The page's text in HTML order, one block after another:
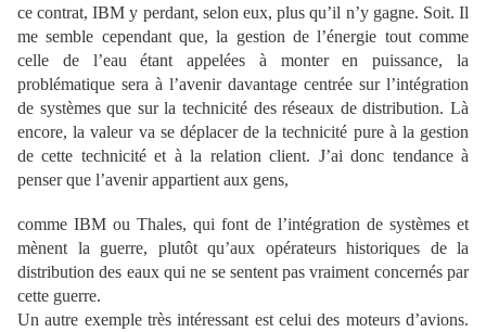
ce contrat, IBM y perdant, selon eux, plus qu’il n’y gagne. Soit. Il
me semble cependant que, la gestion de l’énergie tout comme
celle de l’eau étant appelées à monter en puissance, la
problématique sera à l’avenir davantage centrée sur l’intégration
de systèmes que sur la technicité des réseaux de distribution. Là
encore, la valeur va se déplacer de la technicité pure à la gestion
de cette technicité et à la relation client. J’ai donc tendance à
penser que l’avenir appartient aux gens,
comme IBM ou Thales, qui font de l’intégration de systèmes et
mènent la guerre, plutôt qu’aux opérateurs historiques de la
distribution des eaux qui ne se sentent pas vraiment concernés par
cette guerre.
Un autre exemple très intéressant est celui des moteurs d’avions.